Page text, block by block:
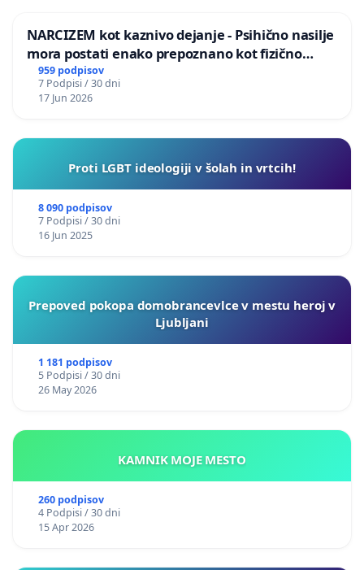
NARCIZEM kot kaznivo dejanje - Psihično nasilje
mora postati enako prepoznano kot fizično
nasilje
959 podpisov
7 Podpisi / 30 dni
17 Jun 2026
Proti LGBT ideologiji v šolah in vrtcih!
8 090 podpisov
7 Podpisi / 30 dni
16 Jun 2025
Prepoved pokopa domobrancevlce v mestu heroj v
Ljubljani
1 181 podpisov
5 Podpisi / 30 dni
26 May 2026
KAMNIK MOJE MESTO
260 podpisov
4 Podpisi / 30 dni
15 Apr 2026